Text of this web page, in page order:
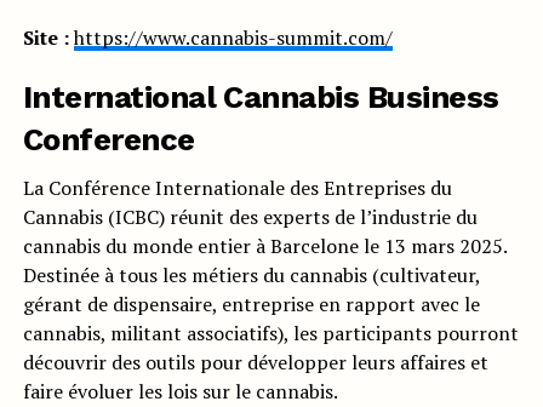
Site :https://www.cannabis-summit.com/
International Cannabis Business
Conference
La Conférence Internationale des Entreprises du
Cannabis (ICBC) réunit des experts de l’industrie du
cannabis du monde entier à Barcelone le 13 mars 2025.
Destinée à tous les métiers du cannabis (cultivateur,
gérant de dispensaire, entreprise en rapport avec le
cannabis, militant associatifs), les participants pourront
découvrir des outils pour développer leurs affaires et
faire évoluer les lois sur le cannabis.